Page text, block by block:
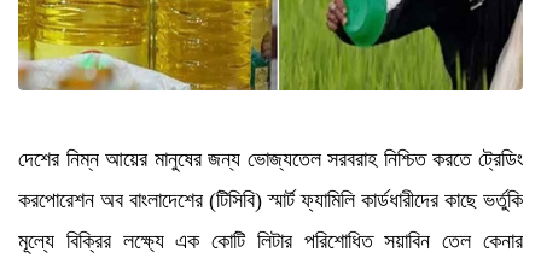
দেশের নিম্ন আয়ের মানুষের জন্য ভোজ্যতেল সরবরাহ নিশ্চিত করতে ট্রেডিং
করপোরেশন অব বাংলাদেশের (টিসিবি) স্মার্ট ফ্যামিলি কার্ডধারীদের কাছে ভর্তুকি
মূল্যে বিক্রির লক্ষ্যে এক কোটি লিটার পরিশোধিত সয়াবিন তেল কেনার